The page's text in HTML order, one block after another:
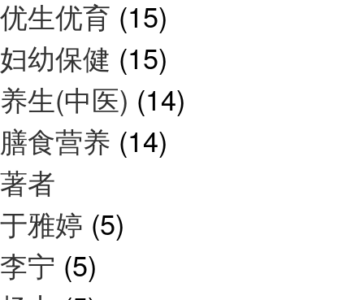
优生优育 (15)
妇幼保健 (15)
养生(中医) (14)
膳食营养 (14)
著者
于雅婷 (5)
李宁 (5)